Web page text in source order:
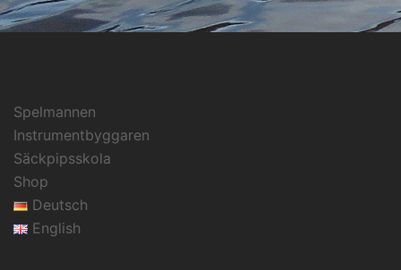
Spelmannen
Instrumentbyggaren
Säckpipsskola
Shop
Deutsch
English